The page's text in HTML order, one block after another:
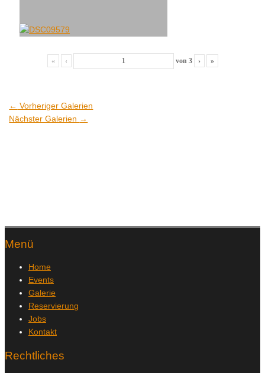
« ‹ von 3 › »
← Vorheriger Galerien
Nächster Galerien →
Menü
Home
Events
Galerie
Reservierung
Jobs
Kontakt
Rechtliches